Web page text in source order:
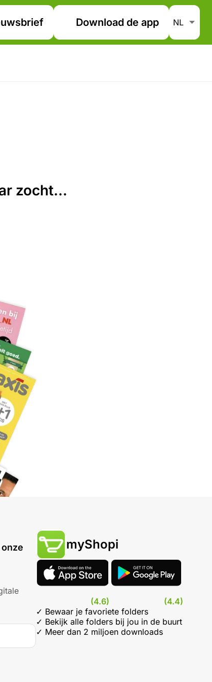
Download de app
zocht...
myShopi
(4.6)
(4.4)
✓ Bewaar je favoriete folders
✓ Bekijk alle folders bij jou in de buurt
✓ Meer dan 2 miljoen downloads